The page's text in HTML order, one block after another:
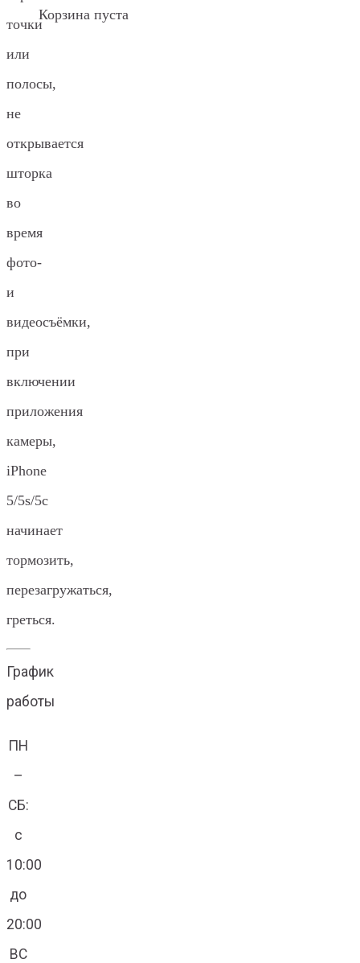
Корзина пуста
точки
или
полосы,
не
открывается
шторка
во
время
фото-
и
видеосъёмки,
при
включении
приложения
камеры,
iPhone
5/5s/5c
начинает
тормозить,
перезагружаться,
греться.
График
работы
ПН
–
СБ:
с
10:00
до
20:00
ВС